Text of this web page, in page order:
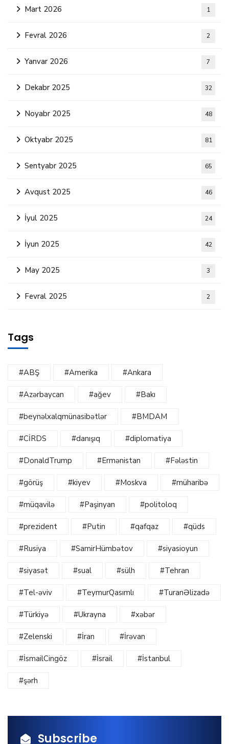
Mart 2026 1
Fevral 2026 2
Yanvar 2026 7
Dekabr 2025 32
Noyabr 2025 48
Oktyabr 2025 81
Sentyabr 2025 65
Avqust 2025 46
İyul 2025 24
İyun 2025 42
May 2025 3
Fevral 2025 2
Tags
#ABŞ #Amerika #Ankara
#Azərbaycan #ağev #Bakı
#beynəlxalqmünasibətlər #BMDAM
#CİRDS #danışıq #diplomatiya
#DonaldTrump #Ermənistan #Fələstin
#görüş #kiyev #Moskva #müharibə
#müqavilə #Paşinyan #politoloq
#prezident #Putin #qafqaz #qüds
#Rusiya #SamirHümbətov #siyasioyun
#siyasət #sual #sülh #Tehran
#Tel-əviv #TeymurQasımlı #TuranƏlizadə
#Türkiyə #Ukrayna #xəbər
#Zelenski #İran #İrəvan
#İsmailCingöz #İsrail #İstanbul
#şərh
Subscribe